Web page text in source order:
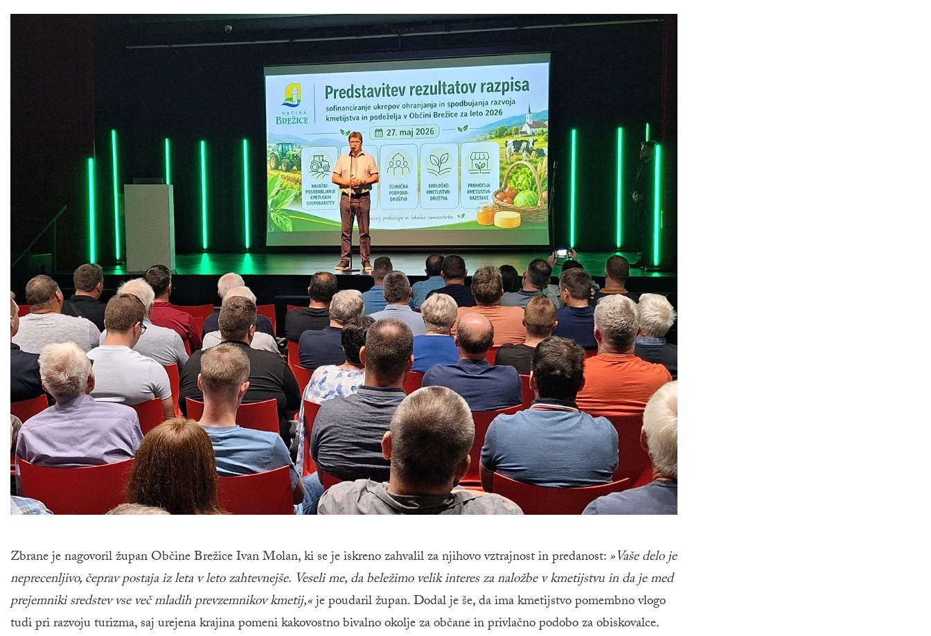
Zbrane je nagovoril župan Občine Brežice Ivan Molan, ki se je iskreno zahvalil za njihovo vztrajnost in predanost:»Vaše delo je
neprecenljivo, čeprav postaja iz leta v leto zahtevnejše. Veseli me, da beležimo velik interes za naložbe v kmetijstvu in da je med
prejemniki sredstev vse več mladih prevzemnikov kmetij,«je poudaril župan. Dodal je še, da ima kmetijstvo pomembno vlogo
tudi pri razvoju turizma, saj urejena krajina pomeni kakovostno bivalno okolje za občane in privlačno podobo za obiskovalce.